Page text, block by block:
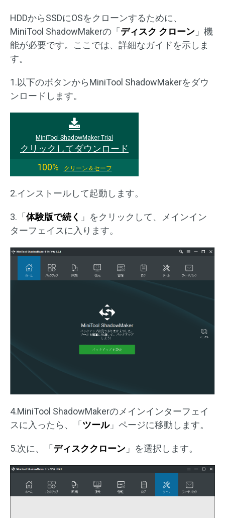
HDDからSSDにOSをクローンするために、
MiniTool ShadowMakerの「ディスク クローン 」機
能が必要です。ここでは、詳細なガイドを示しま
す。
1.以下のボタンからMiniTool ShadowMakerをダウ
ンロードします。
MiniTool ShadowMaker Trial
クリックしてダウンロード
100%
クリーン＆セーフ
2.インストールして起動します。
3.「体験版で続く 」をクリックして、メインイン
ターフェイスに入ります。
4.MiniTool ShadowMakerのメインインターフェイ
スに入ったら、「 ツール」ページに移動します。
5.次に、「 ディスククローン 」を選択します。